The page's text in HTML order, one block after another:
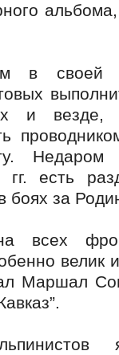
в своей
везде,
Недаром
есть
за
всех
велик
Маршал